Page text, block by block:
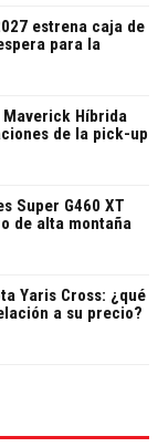
estrena caja de
para la
Híbrida
de la pick-up
Super G460 XT
de alta montaña
Yaris Cross: ¿qué
a su precio?